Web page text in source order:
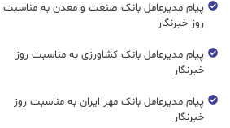
پیام مدیرعامل بانک صنعت و معدن به مناسبت
روز خبرنگار
پیام مدیرعامل بانک کشاورزی به مناسبت روز
خبرنگار
پیام مدیرعامل بانک مهر ایران به مناسبت روز
خبرنگار